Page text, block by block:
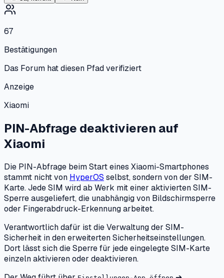
67
Bestätigungen
Das Forum hat diesen Pfad verifiziert
Anzeige
Xiaomi
PIN-Abfrage deaktivieren auf
Xiaomi
Die PIN-Abfrage beim Start eines Xiaomi-Smartphones
stammt nicht von HyperOS selbst, sondern von der SIM-
Karte. Jede SIM wird ab Werk mit einer aktivierten SIM-
Sperre ausgeliefert, die unabhängig von Bildschirmsperre
oder Fingerabdruck-Erkennung arbeitet.
Verantwortlich dafür ist die Verwaltung der SIM-
Sicherheit in den erweiterten Sicherheitseinstellungen.
Dort lässt sich die Sperre für jede eingelegte SIM-Karte
einzeln aktivieren oder deaktivieren.